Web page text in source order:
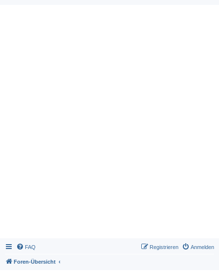
FAQ Anmelden
Registrieren
Foren-Übersicht